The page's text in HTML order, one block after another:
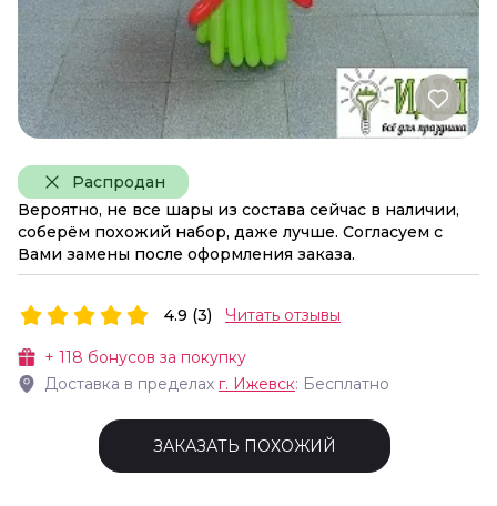
Распродан
Вероятно, не все шары из состава сейчас в наличии,
соберём похожий набор, даже лучше. Согласуем с
Вами замены после оформления заказа.
+ 118 бонусов за покупку
Доставка в пределах г. Ижевск: Бесплатно
4.9 (3) Читать отзывы
ЗАКАЗАТЬ ПОХОЖИЙ